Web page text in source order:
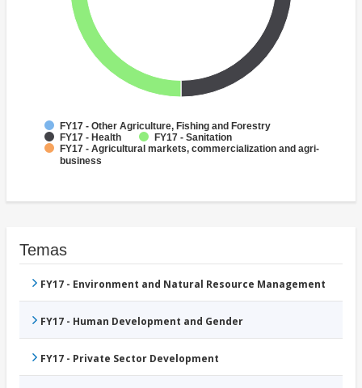
FY17 - Other Agriculture, Fishing and Forestry
FY17 - Health
FY17 - Sanitation
FY17 - Agricultural markets, commercialization and agri-
business
Temas
FY17 - Environment and Natural Resource Management
FY17 - Human Development and Gender
FY17 - Private Sector Development